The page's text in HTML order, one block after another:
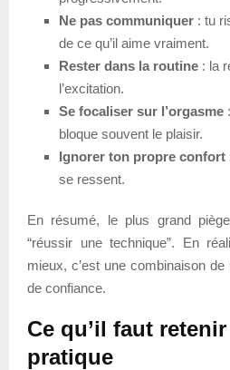
Ne pas communiquer : tu
de ce qu’il aime vraiment.
Rester dans la routine : la
l’excitation.
Se focaliser sur l’orgasme
bloque souvent le plaisir.
Ignorer ton propre confort
se ressent.
En résumé, le plus grand
“réussir une technique”. En
mieux, c’est une combinaison de
de confiance.
Ce qu’il faut
pratique